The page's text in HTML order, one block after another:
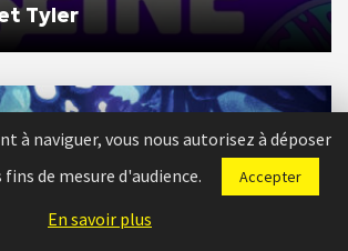
Tyler
à naviguer, vous nous autorisez à déposer
fins de mesure d'audience.
Accepter
En savoir plus